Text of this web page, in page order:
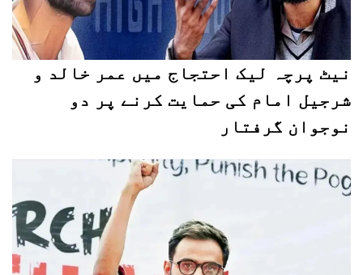
نیٹ پرچہ لیک احتجاج میں عمر خالد و
شرجیل امام کی حمایت کرنے پر دو
نوجوان گرفتار